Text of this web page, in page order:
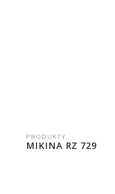
PRODUKTY
MIKINA RZ 729